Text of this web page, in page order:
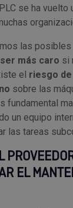
se ha vuelto
las posibles
más caro si
el riesgo
sobre las
fundamental
un equipo
las tareas
EL